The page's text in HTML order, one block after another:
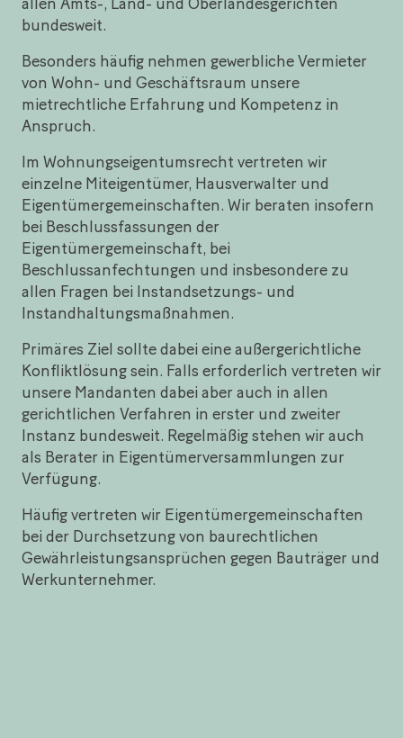
bundesweit.
Besonders häufig nehmen gewerbliche Vermieter
von Wohn- und Geschäftsraum unsere
mietrechtliche Erfahrung und Kompetenz in
Anspruch.
Im Wohnungseigentumsrecht vertreten wir
einzelne Miteigentümer, Hausverwalter und
Eigentümergemeinschaften. Wir beraten insofern
bei Beschlussfassungen der
Eigentümergemeinschaft, bei
Beschlussanfechtungen und insbesondere zu
allen Fragen bei Instandsetzungs- und
Instandhaltungsmaßnahmen.
Primäres Ziel sollte dabei eine außergerichtliche
Konfliktlösung sein. Falls erforderlich vertreten wir
unsere Mandanten dabei aber auch in allen
gerichtlichen Verfahren in erster und zweiter
Instanz bundesweit. Regelmäßig stehen wir auch
als Berater in Eigentümerversammlungen zur
Verfügung.
Häufig vertreten wir Eigentümergemeinschaften
bei der Durchsetzung von baurechtlichen
Gewährleistungsansprüchen gegen Bauträger und
Werkunternehmer.